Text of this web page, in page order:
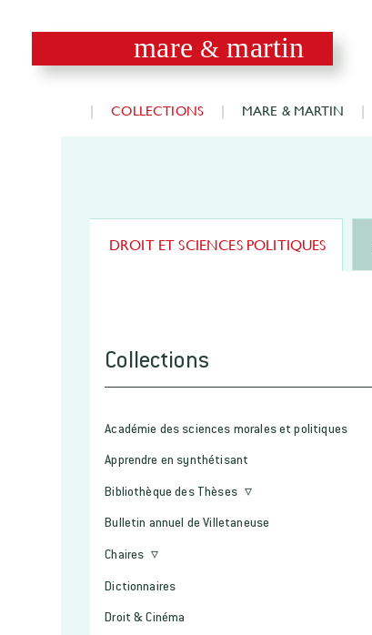
mare & martin
COLLECTIONS MARE & MARTIN
DROIT ET SCIENCES POLITIQUES
Collections
Académie des sciences morales et politiques
Apprendre en synthétisant
Bibliothèque des Thèses
Bulletin annuel de Villetaneuse
Chaires
Dictionnaires
Droit & Cinéma